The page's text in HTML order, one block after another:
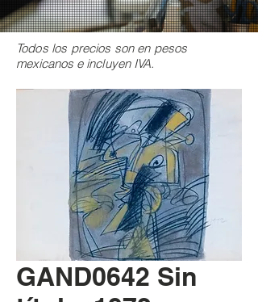
Todos los precios son en pesos
mexicanos e incluyen IVA.
GAND0642 Sin